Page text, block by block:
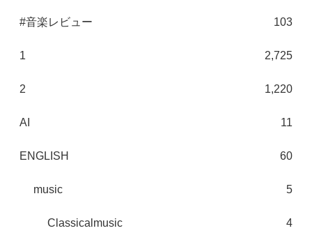
#音楽レビュー 103
1 2,725
2 1,220
AI 11
ENGLISH 60
music 5
Classicalmusic 4